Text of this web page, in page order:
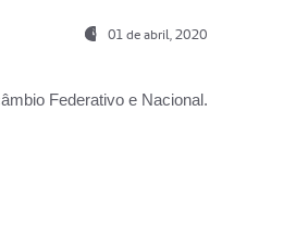
01 de abril, 2020
Federativo e Nacional.